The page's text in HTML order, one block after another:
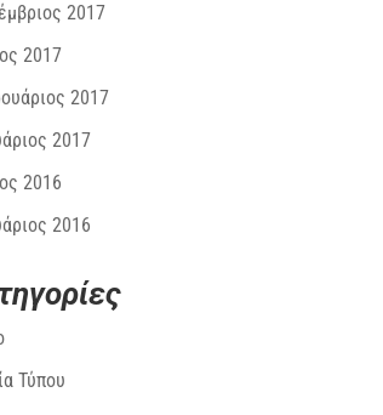
2017
2017
2017
2017
2016
2016
Τύπου